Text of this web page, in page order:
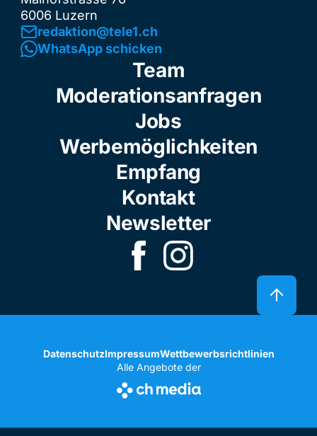
6006 Luzern
redaktion@tele1.ch
WhatsApp schicken
Team
Moderationsanfragen
Jobs
Werbemöglichkeiten
Empfang
Kontakt
Newsletter
DatenschutzImpressumWettbewerbsrichtlinien
Alle Angebote der